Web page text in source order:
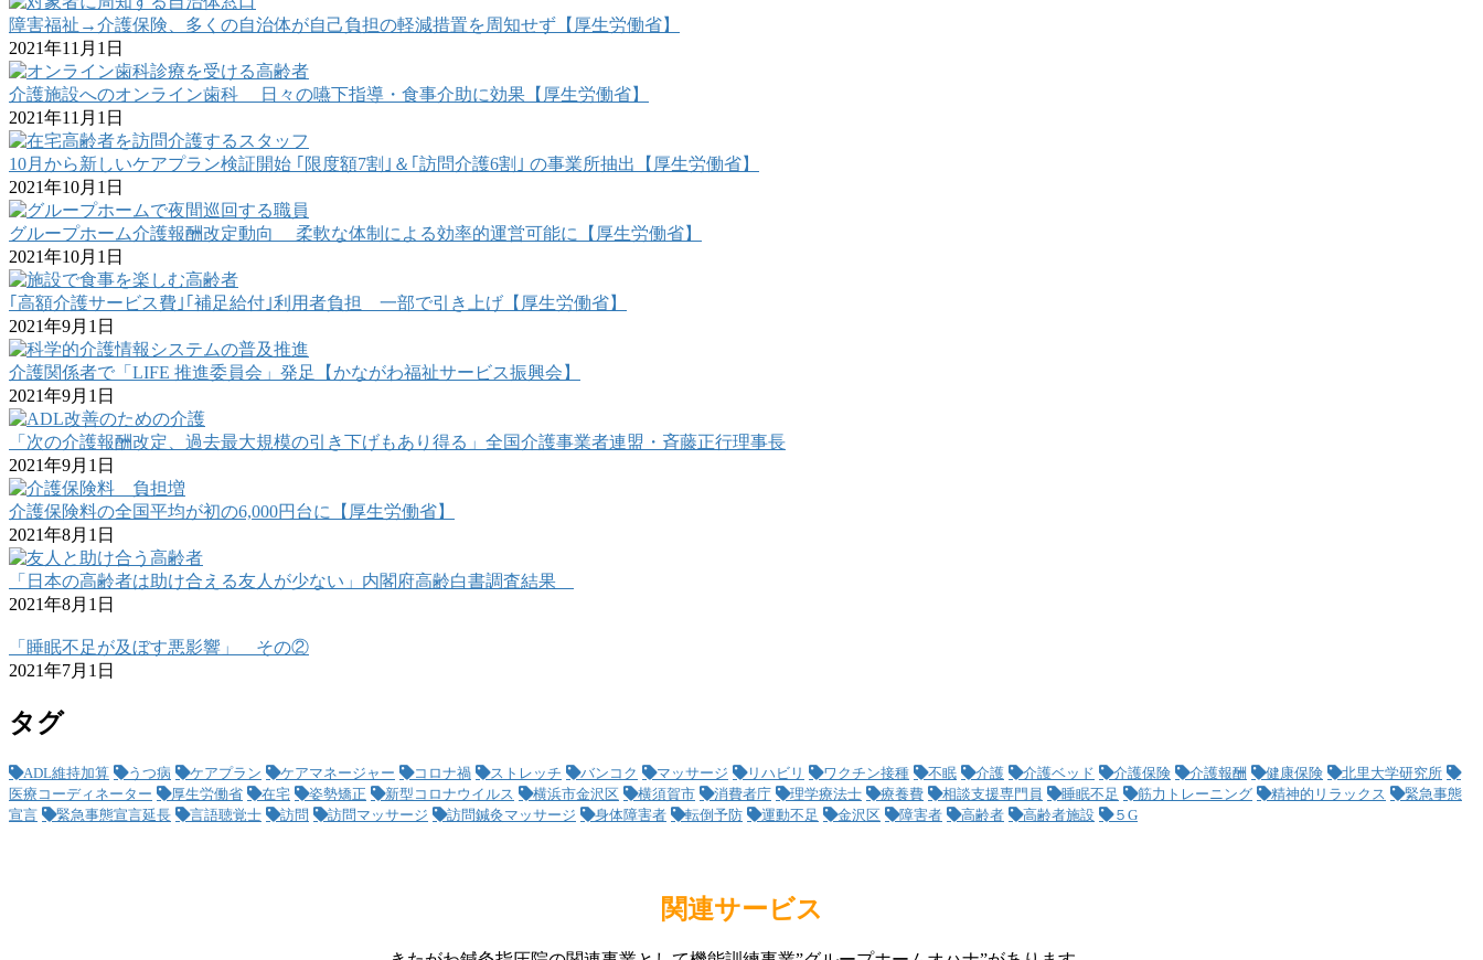
障害福祉→介護保険、多くの自治体が自己負担の軽減措置を周知せず【厚生労働省】
2021年11月1日
介護施設へのオンライン歯科 日々の嚥下指導・食事介助に効果【厚生労働省】
2021年11月1日
10月から新しいケアプラン検証開始 ｢限度額7割｣＆｢訪問介護6割｣ の事業所抽出【厚生労働省】
2021年10月1日
グループホーム介護報酬改定動向 柔軟な体制による効率的運営可能に【厚生労働省】
2021年10月1日
｢高額介護サービス費｣｢補足給付｣利用者負担 一部で引き上げ【厚生労働省】
2021年9月1日
介護関係者で「LIFE 推進委員会」発足【かながわ福祉サービス振興会】
2021年9月1日
「次の介護報酬改定、過去最大規模の引き下げもあり得る」全国介護事業者連盟・斉藤正行理事長
2021年9月1日
介護保険料の全国平均が初の6,000円台に【厚生労働省】
2021年8月1日
「日本の高齢者は助け合える友人が少ない」内閣府高齢白書調査結果
2021年8月1日
「睡眠不足が及ぼす悪影響」 その②
2021年7月1日
タグ
ADL維持加算 うつ病 ケアプラン ケアマネージャー コロナ禍 ストレッチ バンコク マッサージ リハビリ ワクチン接種 不眠 介護 介護ベッド 介護保険 介護報酬 健康保険
北里大学研究所
医療コーディネーター
厚生労働省 在宅 姿勢矯正 新型コロナウイルス 横浜市金沢区 横須賀市 消費者庁 理学療法士 療養費 相談支援専門員 睡眠不足 筋力トレーニング 精神的リラックス
緊急事態
宣言
緊急事態宣言延長 言語聴覚士 訪問 訪問マッサージ 訪問鍼灸マッサージ 身体障害者 転倒予防 運動不足 金沢区 障害者 高齢者 高齢者施設 ５G
関連サービス